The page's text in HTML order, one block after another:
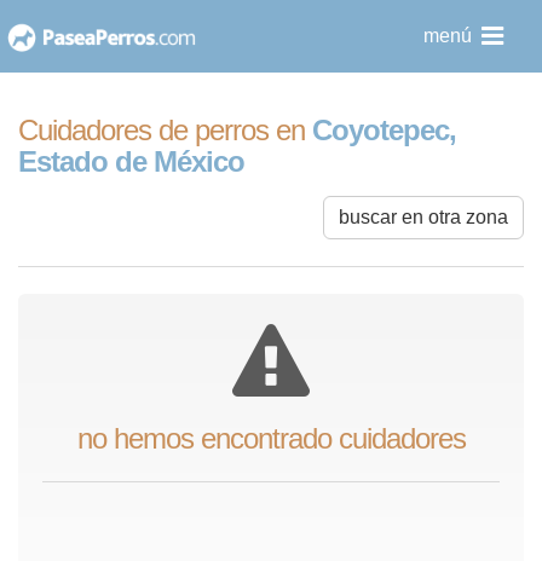
al
menú
Cuidadores de perros en Coyotepec,
Estado de México
buscar en otra zona
no hemos encontrado cuidadores